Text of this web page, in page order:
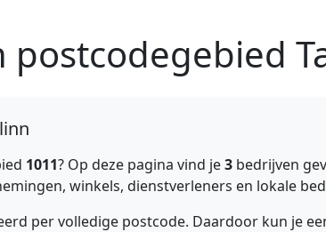
postcodegebied
1011? Op deze pagina vind je3 bedrijven
winkels, dienstverleners en lokale
per volledige postcode. Daardoor kun je